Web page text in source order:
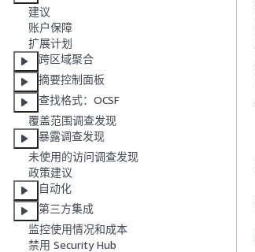
建议
账户保障
扩展计划
跨区域聚合
摘要控制面板
查找格式：OCSF
覆盖范围调查发现
暴露调查发现
未使用的访问调查发现
政策建议
自动化
第三方集成
监控使用情况和成本
禁用 Security Hub